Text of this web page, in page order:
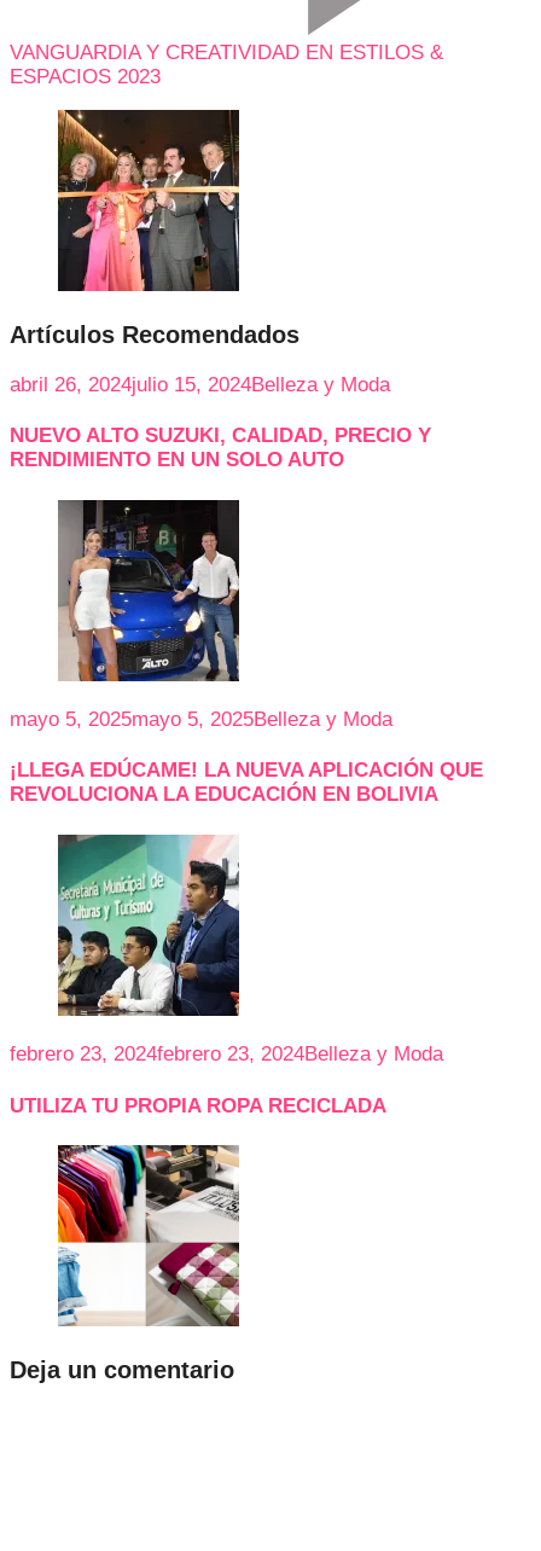
VANGUARDIA Y CREATIVIDAD EN ESTILOS &
ESPACIOS 2023
Artículos Recomendados
abril 26, 2024julio 15, 2024Belleza y Moda
NUEVO ALTO SUZUKI, CALIDAD, PRECIO Y
RENDIMIENTO EN UN SOLO AUTO
mayo 5, 2025mayo 5, 2025Belleza y Moda
¡LLEGA EDÚCAME! LA NUEVA APLICACIÓN QUE
REVOLUCIONA LA EDUCACIÓN EN BOLIVIA
febrero 23, 2024febrero 23, 2024Belleza y Moda
UTILIZA TU PROPIA ROPA RECICLADA
Deja un comentario